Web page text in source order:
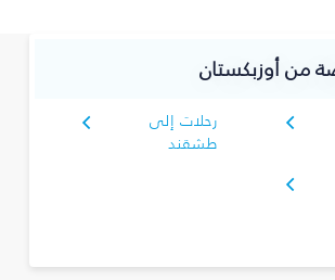
من أوزبكستان
رحلات إلى
طشقند